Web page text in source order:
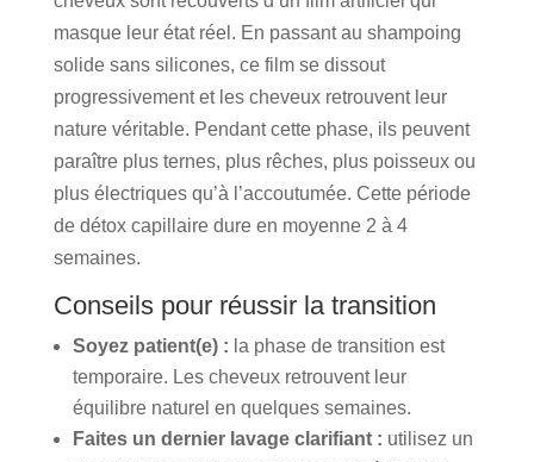
masque leur état réel. En passant au shampoing
solide sans silicones, ce film se dissout
progressivement et les cheveux retrouvent leur
nature véritable. Pendant cette phase, ils peuvent
paraître plus ternes, plus rêches, plus poisseux ou
plus électriques qu’à l’accoutumée. Cette période
de détox capillaire dure en moyenne 2 à 4
semaines.
Conseils pour réussir la transition
Soyez patient(e) : la phase de transition est
temporaire. Les cheveux retrouvent leur
équilibre naturel en quelques semaines.
Faites un dernier lavage clarifiant : utilisez un